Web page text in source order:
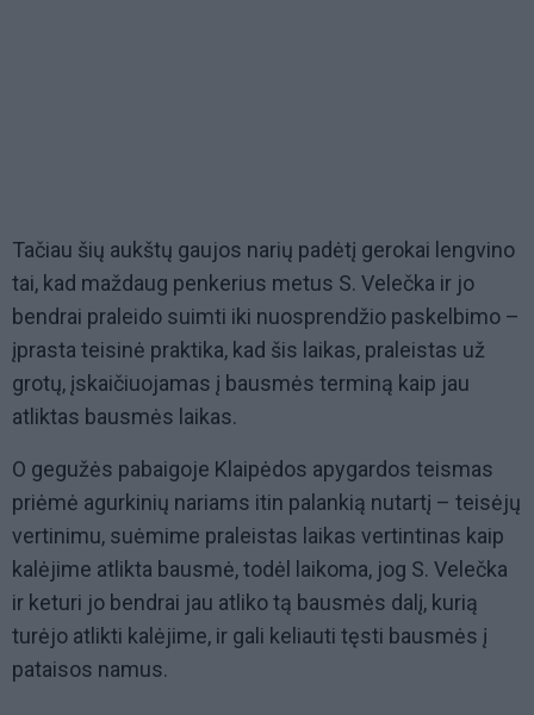
Tačiau šių aukštų gaujos narių padėtį gerokai lengvino
tai, kad maždaug penkerius metus S. Velečka ir jo
bendrai praleido suimti iki nuosprendžio paskelbimo –
įprasta teisinė praktika, kad šis laikas, praleistas už
grotų, įskaičiuojamas į bausmės terminą kaip jau
atliktas bausmės laikas.
O gegužės pabaigoje Klaipėdos apygardos teismas
priėmė agurkinių nariams itin palankią nutartį – teisėjų
vertinimu, suėmime praleistas laikas vertintinas kaip
kalėjime atlikta bausmė, todėl laikoma, jog S. Velečka
ir keturi jo bendrai jau atliko tą bausmės dalį, kurią
turėjo atlikti kalėjime, ir gali keliauti tęsti bausmės į
pataisos namus.